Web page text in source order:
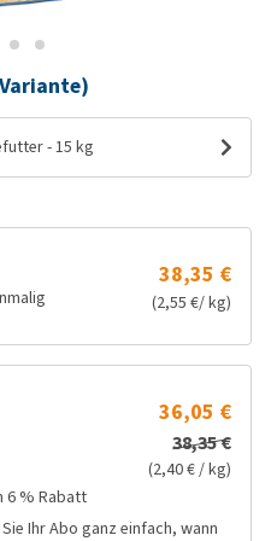
- 15 kg
38,35 €
(2,55 €/ kg)
36,05 €
38,35 €
(2,40 € / kg)
6 % Rabatt
Ihr Abo ganz einfach, wann